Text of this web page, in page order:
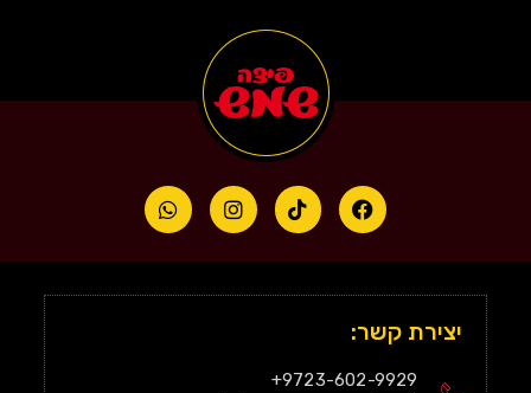
יצירת קשר:
9723-602-9929+